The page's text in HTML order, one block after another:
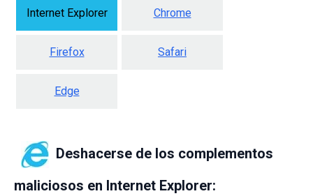
Internet Explorer Chrome
Firefox Safari
Edge
Deshacerse de los complementos
maliciosos en Internet Explorer: